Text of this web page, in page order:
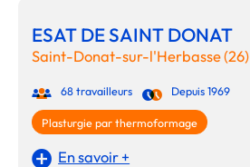
ESAT DE SAINT DONAT
Saint-Donat-sur-l'Herbasse (26)
68 travailleurs Depuis 1969
Plasturgie par thermoformage
En savoir +